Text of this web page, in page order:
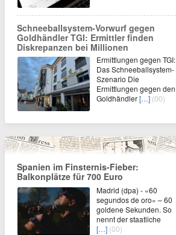
Schneeballsystem-Vorwurf gegen
Goldhändler TGI: Ermittler finden
Diskrepanzen bei Millionen
Ermittlungen gegen TGI:
Das Schneeballsystem-
Szenario Die
Ermittlungen gegen den
Goldhändler[…] (00)
Spanien im Finsternis-Fieber:
Balkonplätze für 700 Euro
Madrid (dpa) - «60
segundos de oro» – 60
goldene Sekunden. So
nennt der staatliche
[…] (00)